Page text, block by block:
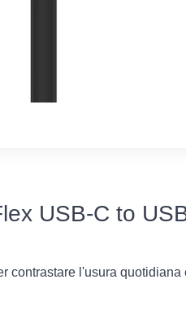
USB-C to
contrastare l'usura